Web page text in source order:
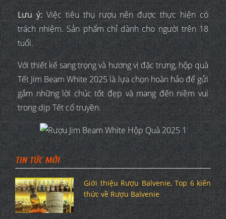
Lưu ý:Việc tiêu thụ rượu nên được thực hiện có
trách nhiệm. Sản phẩm chỉ dành cho người trên 18
tuổi.
Với thiết kế sang trọng và hương vị đặc trưng, hộp quà
Tết Jim Beam White 2025 là lựa chọn hoàn hảo để gửi
gắm những lời chúc tốt đẹp và mang đến niềm vui
trong dịp Tết cổ truyền.
TIN TỨC MỚI
Giới thiệu Rượu Balvenie, Top 6 kiến
thức về Rượu Balvenie